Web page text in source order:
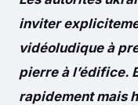
inviter
vidéoludique à
pierre à l’édifice.
rapidement mais